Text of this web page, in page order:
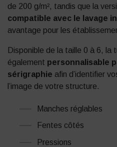
de 200 g/m², tandis que la
compatible avec le lavage
avantage pour les
Disponible de la taille 0 à 6, la
également personnalisable
sérigraphie afin d’identifier
l’image de votre structure.
Manches réglables
Fentes côtés
Pressions